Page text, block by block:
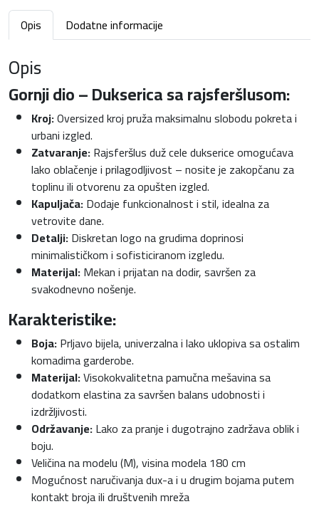
č
n
a
Opis Dodatne informacije
Opis
Gornji dio – Dukserica sa rajsferšlusom:
Kroj:Oversized kroj pruža maksimalnu slobodu pokreta i
urbani izgled.
Zatvaranje:Rajsferšlus duž cele dukserice omogućava
lako oblačenje i prilagodljivost – nosite je zakopčanu za
toplinu ili otvorenu za opušten izgled.
Kapuljača:Dodaje funkcionalnost i stil, idealna za
vetrovite dane.
Detalji:Diskretan logo na grudima doprinosi
minimalističkom i sofisticiranom izgledu.
Materijal:Mekan i prijatan na dodir, savršen za
svakodnevno nošenje.
Karakteristike:
Boja:Prljavo bijela, univerzalna i lako uklopiva sa ostalim
komadima garderobe.
Materijal:Visokokvalitetna pamučna mešavina sa
dodatkom elastina za savršen balans udobnosti i
izdržljivosti.
Održavanje:Lako za pranje i dugotrajno zadržava oblik i
boju.
Veličina na modelu (M), visina modela 180 cm
Mogućnost naručivanja dux-a i u drugim bojama putem
kontakt broja ili društvenih mreža